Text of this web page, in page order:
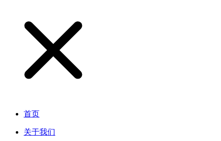
首页
关于我们